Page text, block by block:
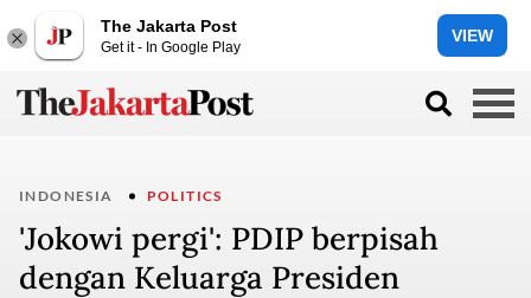
The Jakarta Post
Get it - In Google Play
VIEW
INDONESIA POLITICS
'Jokowi pergi': PDIP berpisah
dengan Keluarga Presiden